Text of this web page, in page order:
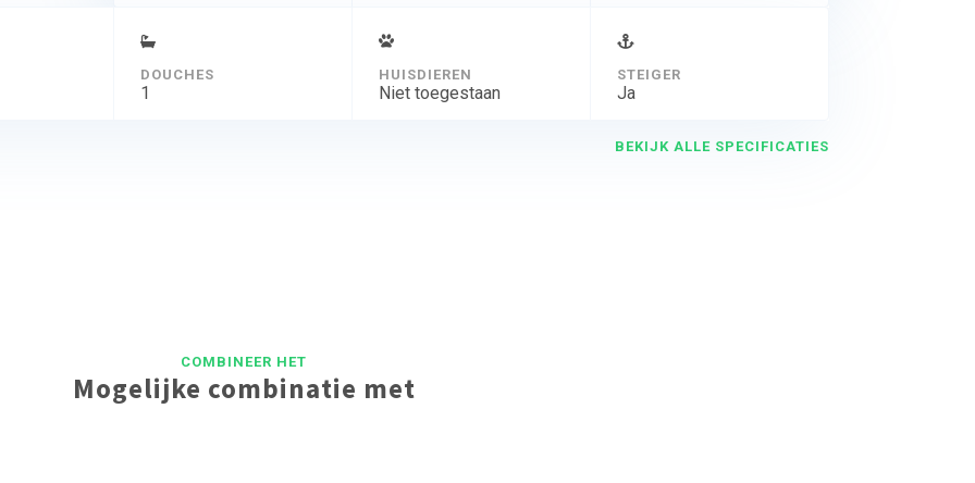
DOUCHES
1
HUISDIEREN
Niet toegestaan
STEIGER
Ja
BEKIJK ALLE SPECIFICATIES
COMBINEER HET
Mogelijke combinatie met